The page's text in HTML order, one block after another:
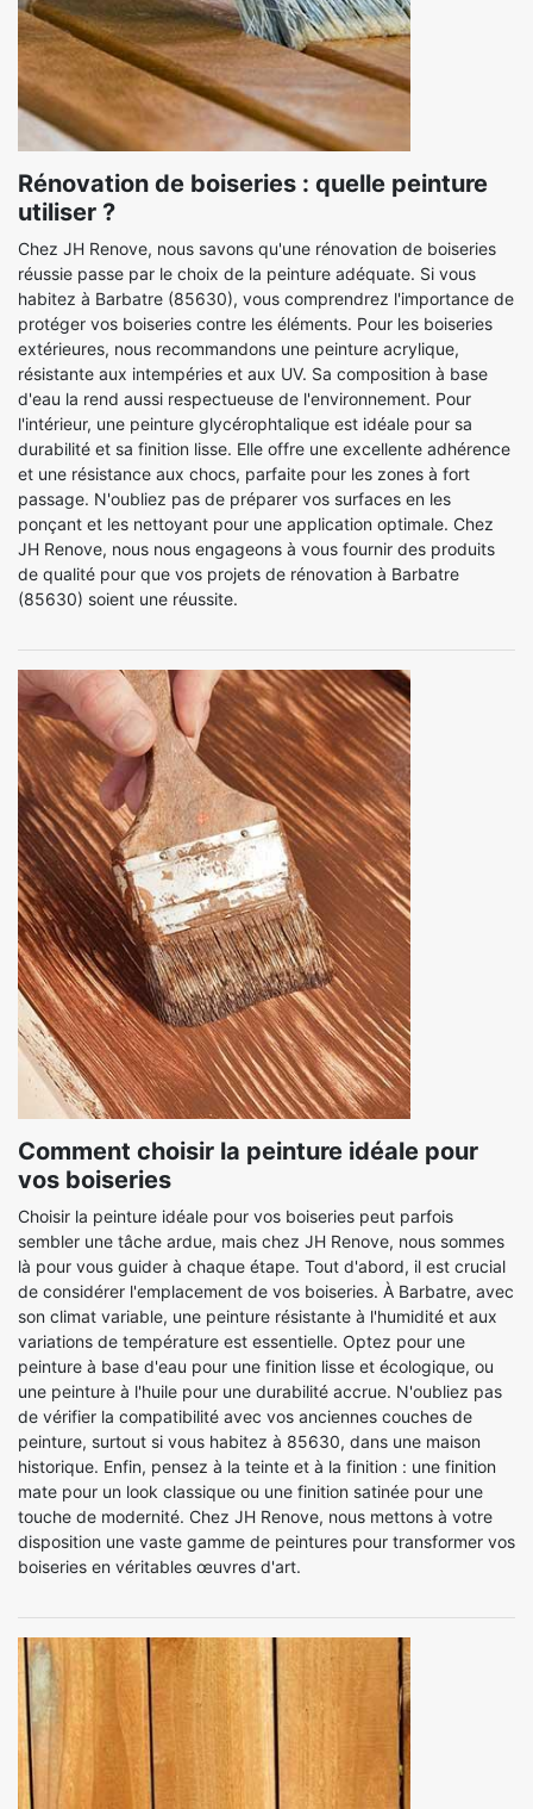
Rénovation de boiseries : quelle peinture
utiliser ?
Chez JH Renove, nous savons qu'une rénovation de boiseries
réussie passe par le choix de la peinture adéquate. Si vous
habitez à Barbatre (85630), vous comprendrez l'importance de
protéger vos boiseries contre les éléments. Pour les boiseries
extérieures, nous recommandons une peinture acrylique,
résistante aux intempéries et aux UV. Sa composition à base
d'eau la rend aussi respectueuse de l'environnement. Pour
l'intérieur, une peinture glycérophtalique est idéale pour sa
durabilité et sa finition lisse. Elle offre une excellente adhérence
et une résistance aux chocs, parfaite pour les zones à fort
passage. N'oubliez pas de préparer vos surfaces en les
ponçant et les nettoyant pour une application optimale. Chez
JH Renove, nous nous engageons à vous fournir des produits
de qualité pour que vos projets de rénovation à Barbatre
(85630) soient une réussite.
Comment choisir la peinture idéale pour
vos boiseries
Choisir la peinture idéale pour vos boiseries peut parfois
sembler une tâche ardue, mais chez JH Renove, nous sommes
là pour vous guider à chaque étape. Tout d'abord, il est crucial
de considérer l'emplacement de vos boiseries. À Barbatre, avec
son climat variable, une peinture résistante à l'humidité et aux
variations de température est essentielle. Optez pour une
peinture à base d'eau pour une finition lisse et écologique, ou
une peinture à l'huile pour une durabilité accrue. N'oubliez pas
de vérifier la compatibilité avec vos anciennes couches de
peinture, surtout si vous habitez à 85630, dans une maison
historique. Enfin, pensez à la teinte et à la finition : une finition
mate pour un look classique ou une finition satinée pour une
touche de modernité. Chez JH Renove, nous mettons à votre
disposition une vaste gamme de peintures pour transformer vos
boiseries en véritables œuvres d'art.